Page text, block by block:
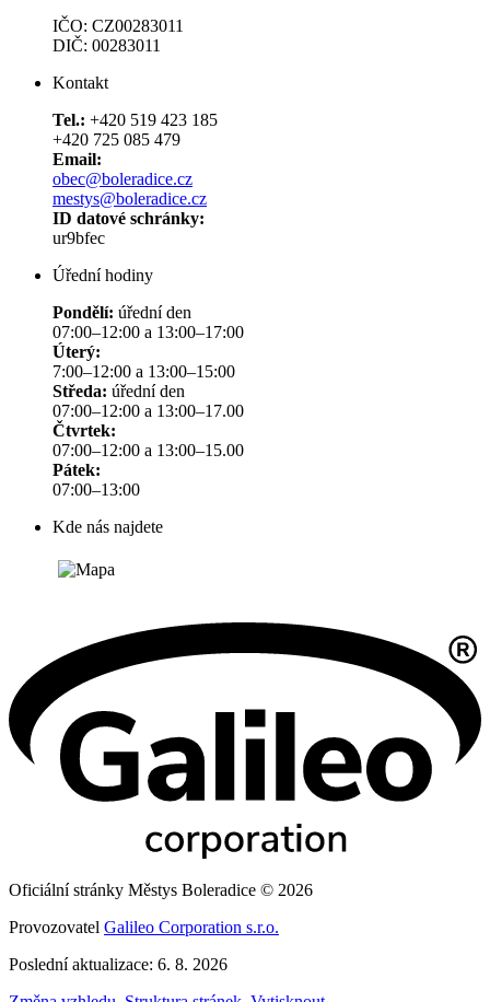
IČO: CZ00283011
DIČ: 00283011
Kontakt
Tel.: +420 519 423 185
+420 725 085 479
Email:
obec@boleradice.cz
mestys@boleradice.cz
ID datové schránky:
ur9bfec
Úřední hodiny
Pondělí: úřední den
07:00–12:00 a 13:00–17:00
Úterý:
7:00–12:00 a 13:00–15:00
Středa: úřední den
07:00–12:00 a 13:00–17.00
Čtvrtek:
07:00–12:00 a 13:00–15.00
Pátek:
07:00–13:00
Kde nás najdete
Oficiální stránky Městys Boleradice © 2026
Provozovatel Galileo Corporation s.r.o.
Poslední aktualizace: 6. 8. 2026